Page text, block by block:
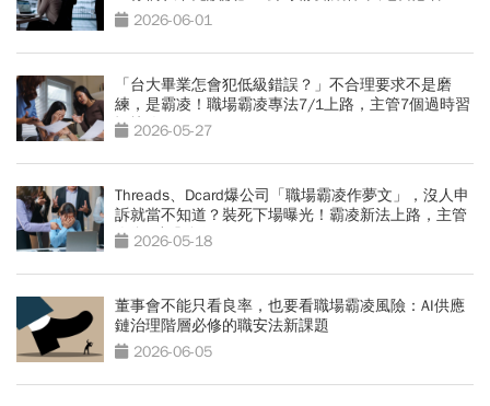
2026-06-01
「台大畢業怎會犯低級錯誤？」不合理要求不是磨
練，是霸凌！職場霸凌專法7/1上路，主管7個過時習
慣快改
2026-05-27
Threads、Dcard爆公司「職場霸凌作夢文」，沒人申
訴就當不知道？裝死下場曝光！霸凌新法上路，主管
人資7步驟自保
2026-05-18
董事會不能只看良率，也要看職場霸凌風險：AI供應
鏈治理階層必修的職安法新課題
2026-06-05